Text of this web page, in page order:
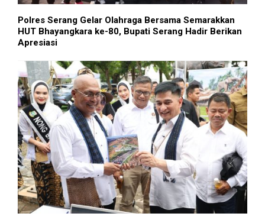
Polres Serang Gelar Olahraga Bersama Semarakkan
HUT Bhayangkara ke-80, Bupati Serang Hadir Berikan
Apresiasi